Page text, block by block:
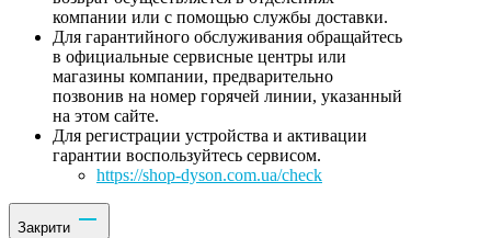
компании или с помощью службы доставки.
Для гарантийного обслуживания обращайтесь
в официальные сервисные центры или
магазины компании, предварительно
позвонив на номер горячей линии, указанный
на этом сайте.
Для регистрации устройства и активации
гарантии воспользуйтесь сервисом.
https://shop-dyson.com.ua/check
Закрити